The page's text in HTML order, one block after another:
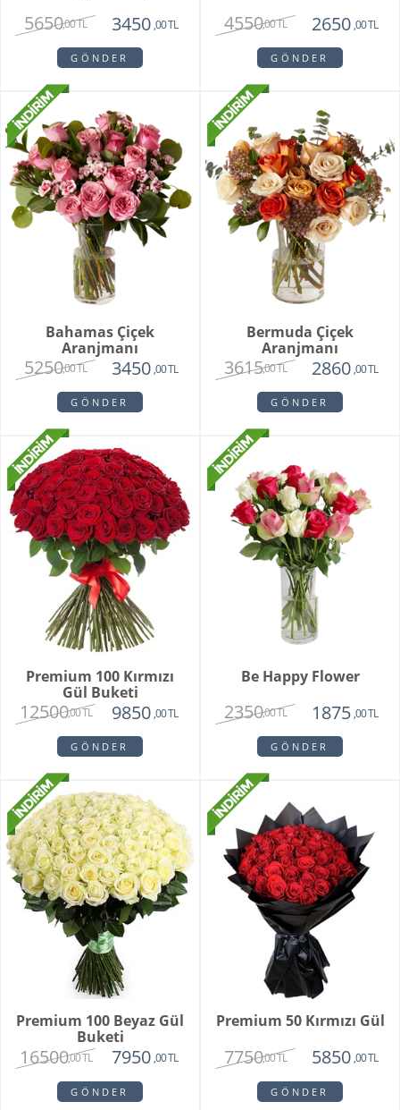
5650,00 TL 3450 ,00 TL
GÖNDER
4550,00 TL 2650 ,00 TL
GÖNDER
Bahamas Çiçek
Aranjmanı
5250,00 TL 3450 ,00 TL
GÖNDER
Bermuda Çiçek
Aranjmanı
3615,00 TL 2860 ,00 TL
GÖNDER
Premium 100 Kırmızı
Gül Buketi
12500,00 TL 9850 ,00 TL
GÖNDER
Be Happy Flower
2350,00 TL 1875 ,00 TL
GÖNDER
Premium 100 Beyaz Gül
Buketi
16500,00 TL 7950 ,00 TL
GÖNDER
Premium 50 Kırmızı Gül
7750,00 TL 5850 ,00 TL
GÖNDER